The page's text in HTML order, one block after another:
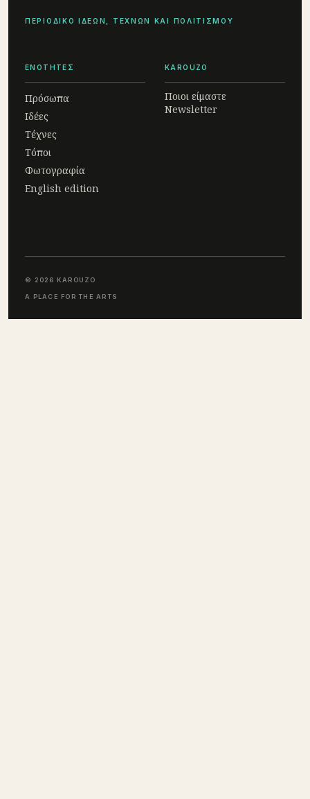
ΠΕΡΙΟΔΙΚΟ ΙΔΕΩΝ, ΤΕΧΝΩΝ ΚΑΙ ΠΟΛΙΤΙΣΜΟΥ
ΕΝΟΤΗΤΕΣ
Πρόσωπα
Ιδέες
Τέχνες
Τόποι
Φωτογραφία
English edition
KAROUZO
Ποιοι είμαστε
Newsletter
© 2026 KAROUZO
A PLACE FOR THE ARTS